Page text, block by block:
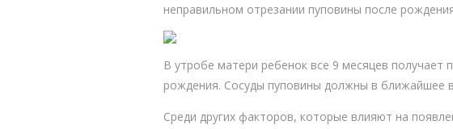
неправильном отрезании пуповины после
В утробе матери ребенок все 9 месяцев
рождения. Сосуды пуповины должны в ближайшее
Среди других факторов, которые влияют на